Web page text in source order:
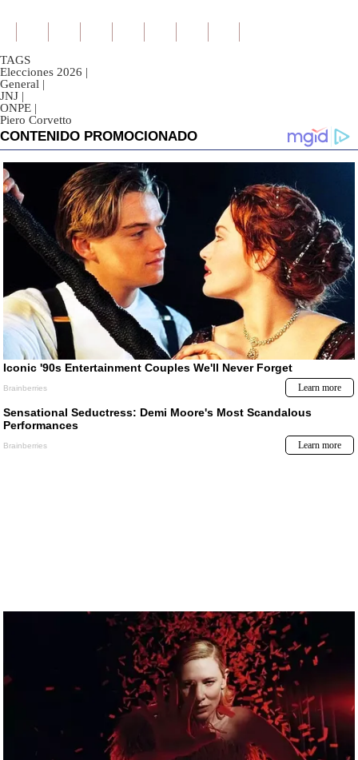
TAGS
Elecciones 2026 |
General |
JNJ |
ONPE |
Piero Corvetto